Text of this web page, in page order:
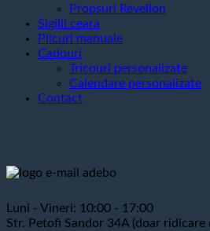
Propsuri Revelion
Sigilii ceara
Plicuri manuale
Cadouri
Tricouri personalizate
Calendare personalizate
Contact
Luni - Vineri: 10:00 - 17:00
Str. Petofi Sandor 34A (doar ridicare